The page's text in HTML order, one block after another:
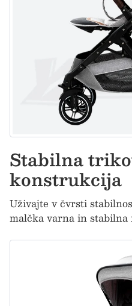
Stabilna
konstrukcija
Uživajte v čvrsti
malčka varna in stabilna